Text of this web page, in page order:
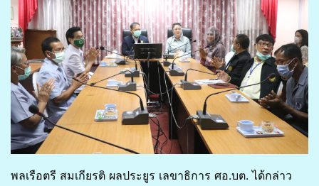
พลเรือตรี สมเกียรติ ผลประยูร เลขาธิการ ศอ.บต. ได้กล่าว